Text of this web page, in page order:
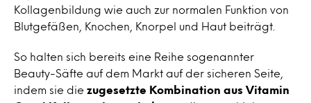
Kollagenbildung wie auch zur normalen Funktion von
Blutgefäßen, Knochen, Knorpel und Haut beiträgt.
So halten sich bereits eine Reihe sogenannter
Beauty-Säfte auf dem Markt auf der sicheren Seite,
indem sie die zugesetzte Kombination aus Vitamin